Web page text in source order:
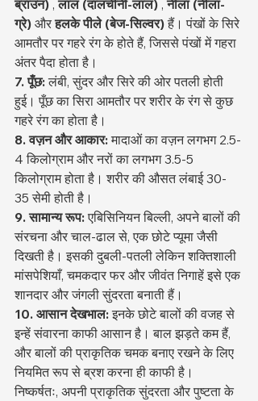
ब्राउन) , लाल (दालचीनी-लाल) , नीला (नीला-
ग्रे) और हलके पीले (बेज-सिल्वर) हैं। पंखों के सिरे
आमतौर पर गहरे रंग के होते हैं, जिससे पंखों में गहरा
अंतर पैदा होता है।
7. पूँछ: लंबी, सुंदर और सिरे की ओर पतली होती
हुई। पूँछ का सिरा आमतौर पर शरीर के रंग से कुछ
गहरे रंग का होता है।
8. वज़न और आकार: मादाओं का वज़न लगभग 2.5-
4 किलोग्राम और नरों का लगभग 3.5-5
किलोग्राम होता है। शरीर की औसत लंबाई 30-
35 सेमी होती है।
9. सामान्य रूप: एबिसिनियन बिल्ली, अपने बालों की
संरचना और चाल-ढाल से, एक छोटे प्यूमा जैसी
दिखती है। इसकी दुबली-पतली लेकिन शक्तिशाली
मांसपेशियाँ, चमकदार फर और जीवंत निगाहें इसे एक
शानदार और जंगली सुंदरता बनाती हैं।
10. आसान देखभाल: इनके छोटे बालों की वजह से
इन्हें संवारना काफी आसान है। बाल झड़ते कम हैं,
और बालों की प्राकृतिक चमक बनाए रखने के लिए
नियमित रूप से ब्रश करना ही काफी है।
निष्कर्षतः, अपनी प्राकृतिक सुंदरता और पुष्टता के